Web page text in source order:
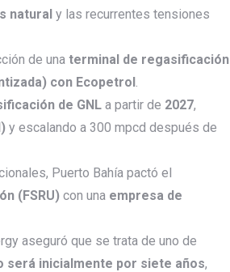
natural y las recurrentes tensiones
de una terminal de regasificación
con Ecopetrol
de GNL a partir de 2027,
y escalando a 300 mpcd después de
Puerto Bahía pactó el
(FSRU) con una empresa de
aseguró que se trata de uno de
será inicialmente por siete años,